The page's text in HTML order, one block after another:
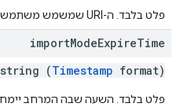
פלט בלבד. ה-URI שמשמש משתמשים לגישה למרחב.
importModeExpireTime
string (Timestamp format)
פלט בלבד. השעה שבה המרחב